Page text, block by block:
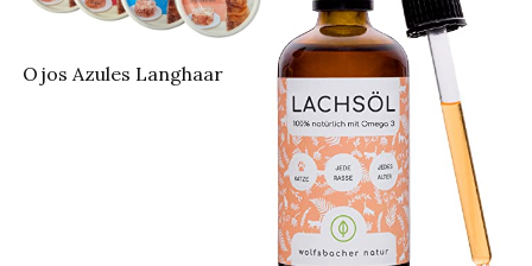
Ojos Azules Langhaar